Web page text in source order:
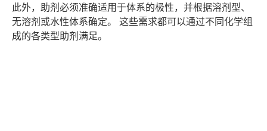
此外，助剂必须准确适用于体系的极性，并根据溶剂型、
无溶剂或水性体系确定。 这些需求都可以通过不同化学组
成的各类型助剂满足。